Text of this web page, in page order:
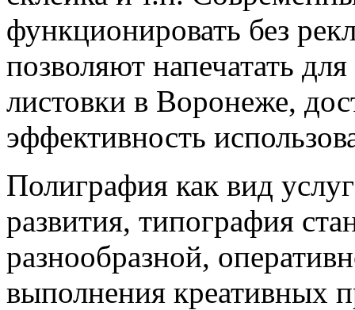
функционировать без
позволяют напечатать
листовки в Воронеже,
эффективность
Полиграфия как вид
развития, типография
разнообразной,
выполнения креативных